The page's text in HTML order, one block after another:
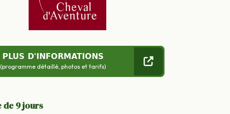
PLUS D'INFORMATIONS
(programme détaillé, photos et tarifs)
de 9 jours